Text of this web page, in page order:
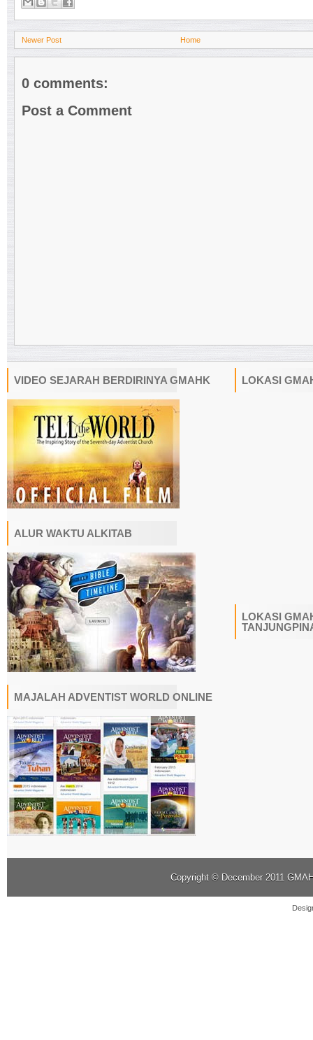
Newer Post Home
0 comments:
Post a Comment
VIDEO SEJARAH BERDIRINYA GMAHK
ALUR WAKTU ALKITAB
MAJALAH ADVENTIST WORLD ONLINE
LOKASI
LOKASI
Copyright © December 2011